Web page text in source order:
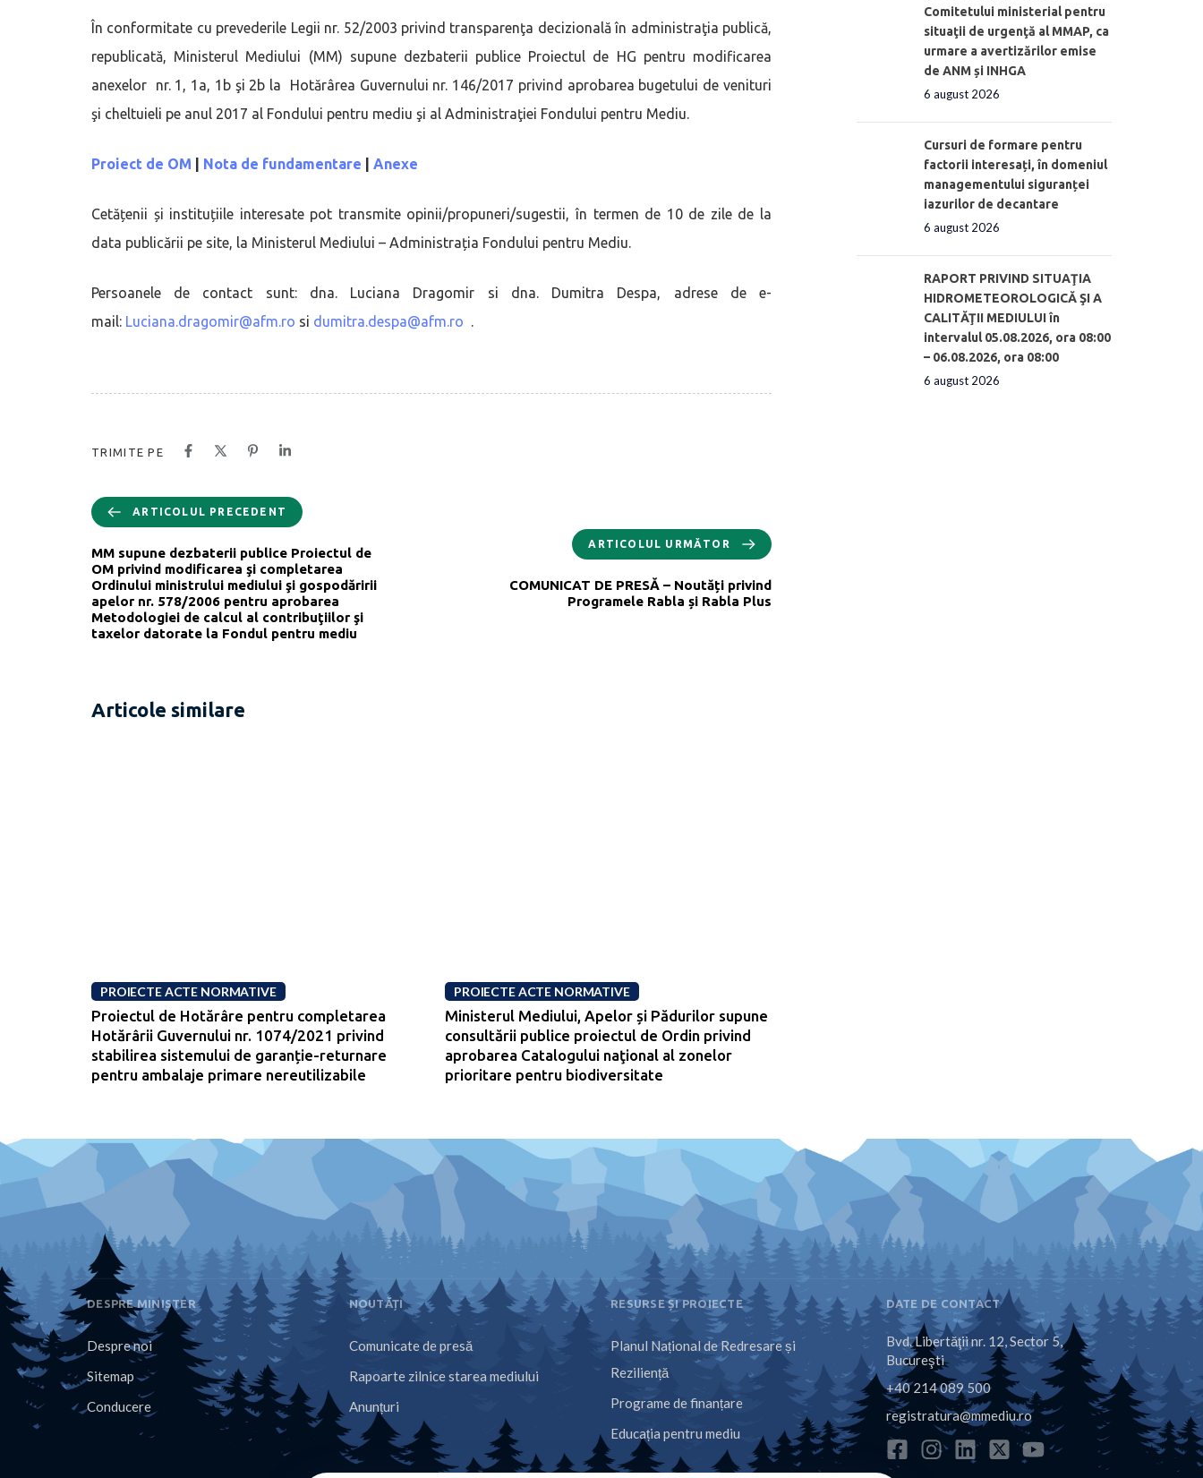
În conformitate cu prevederile Legii nr. 52/2003 privind transparenţa decizională în administraţia publică,
republicată, Ministerul Mediului (MM) supune dezbaterii publice Proiectul de HG pentru modificarea
anexelor nr. 1, 1a, 1b şi 2b la Hotărârea Guvernului nr. 146/2017 privind aprobarea bugetului de venituri
şi cheltuieli pe anul 2017 al Fondului pentru mediu şi al Administraţiei Fondului pentru Mediu.
Proiect de OM Nota de fundamentare Anexe
Cetățenii și instituțiile interesate pot transmite opinii/propuneri/sugestii, în termen de 10 de zile de la
data publicării pe site, la Ministerul Mediului – Administrația Fondului pentru Mediu.
Persoanele de contact sunt: dna. Luciana Dragomir si dna. Dumitra Despa, adrese de e-
mail: Luciana.dragomir@afm.ro si dumitra.despa@afm.ro .
TRIMITE PE
ARTICOLUL PRECEDENT
MM supune dezbaterii publice Proiectul de
OM privind modificarea şi completarea
Ordinului ministrului mediului şi gospodăririi
apelor nr. 578/2006 pentru aprobarea
Metodologiei de calcul al contribuţiilor şi
taxelor datorate la Fondul pentru mediu
ARTICOLUL URMĂTOR
COMUNICAT DE PRESĂ – Noutăți privind
Programele Rabla și Rabla Plus
Articole similare
PROIECTE ACTE NORMATIVE
Proiectul de Hotărâre pentru completarea
Hotărârii Guvernului nr. 1074/2021 privind
stabilirea sistemului de garanție-returnare
pentru ambalaje primare nereutilizabile
PROIECTE ACTE NORMATIVE
Ministerul Mediului, Apelor și Pădurilor supune
consultării publice proiectul de Ordin privind
aprobarea Catalogului naţional al zonelor
prioritare pentru biodiversitate
Comitetului ministerial pentru
situaţii de urgenţă al MMAP, ca
urmare a avertizărilor emise
de ANM și INHGA
6 august 2026
Cursuri de formare pentru
factorii interesați, în domeniul
managementului siguranței
iazurilor de decantare
6 august 2026
RAPORT PRIVIND SITUAŢIA
HIDROMETEOROLOGICĂ ŞI A
CALITĂŢII MEDIULUI în
intervalul 05.08.2026, ora 08:00
– 06.08.2026, ora 08:00
6 august 2026
DESPRE MINISTER
Despre noi
Sitemap
Conducere
NOUTĂȚI
Comunicate de presă
Rapoarte zilnice starea mediului
Anunțuri
RESURSE ȘI PROIECTE
Planul Național de Redresare și
Reziliență
Programe de finanțare
Educația pentru mediu
DATE DE CONTACT
Bvd. Libertăţii nr. 12, Sector 5,
Bucureşti
+40 214 089 500
registratura@mmediu.ro